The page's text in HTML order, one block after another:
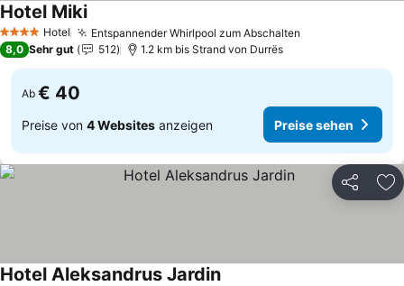
4 Sterne Hotel Entspannender Whirlpool zum Abschalten
Hotel Miki
8,0 Sehr gut 512 1.2 km bis Strand von Durrës
Ab € 40
Preise von 4 Websites anzeigen Preise sehen
Teilen
Hotel Aleksandrus Jardin